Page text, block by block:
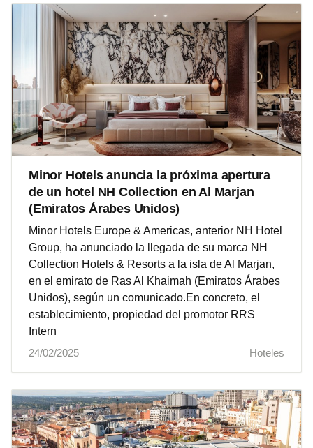
Minor Hotels anuncia la próxima apertura
de un hotel NH Collection en Al Marjan
(Emiratos Árabes Unidos)
Minor Hotels Europe & Americas, anterior NH Hotel
Group, ha anunciado la llegada de su marca NH
Collection Hotels & Resorts a la isla de Al Marjan,
en el emirato de Ras Al Khaimah (Emiratos Árabes
Unidos), según un comunicado.En concreto, el
establecimiento, propiedad del promotor RRS
Intern
24/02/2025
Hoteles